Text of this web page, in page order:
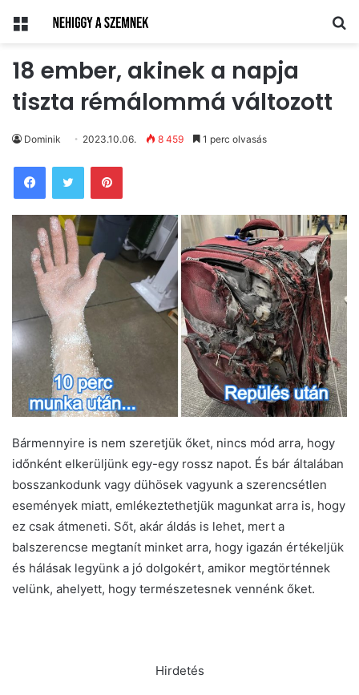
Menü
18 ember, akinek a napja
tiszta rémálommá változott
Dominik 2023.10.06. 8 459 1 perc olvasás
Pinterest
Bármennyire is nem szeretjük őket, nincs mód arra, hogy
időnként elkerüljünk egy-egy rossz napot. És bár általában
bosszankodunk vagy dühösek vagyunk a szerencsétlen
események miatt, emlékeztethetjük magunkat arra is, hogy
ez csak átmeneti. Sőt, akár áldás is lehet, mert a
balszerencse megtanít minket arra, hogy igazán értékeljük
és hálásak legyünk a jó dolgokért, amikor megtörténnek
velünk, ahelyett, hogy természetesnek vennénk őket.
Hirdetés